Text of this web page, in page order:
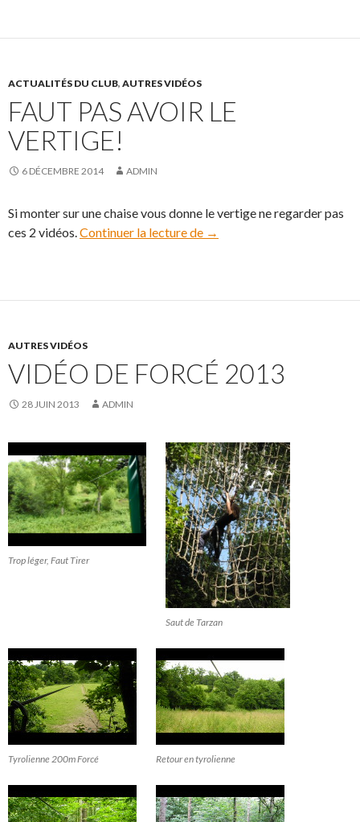
ACTUALITÉS DU CLUB, AUTRES VIDÉOS
FAUT PAS AVOIR LE
VERTIGE!
6 DÉCEMBRE 2014 ADMIN
Si monter sur une chaise vous donne le vertige ne regarder pas
ces 2 vidéos. Continuer la lecture de Faut pas avoir le vertige!
→
AUTRES VIDÉOS
VIDÉO DE FORCÉ 2013
28 JUIN 2013 ADMIN
Trop léger, Faut Tirer
Saut de Tarzan
Tyrolienne 200m Forcé Retour en tyrolienne